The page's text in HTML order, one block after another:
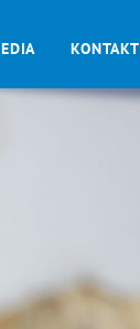
KONTAKT